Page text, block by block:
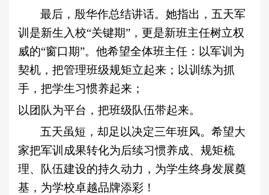
最后，殷华作总结讲话。 她指出，五天军
训是新生入校“关键期”，更是新班主任树立权
威的“窗口期”。他希望全体班主任：以军训为
契机 ， 把管理班级规矩立起来；以训练为抓
手，把学生习惯养起来；
以团队为平台，把班级队伍带起来。
五天虽短，却足以决定三年班风。希望大
家把军训成果转化为后续习惯养成、规矩梳
理、队伍建设的持久动力，为学生终身发展奠
基，为学校卓越品牌添彩！